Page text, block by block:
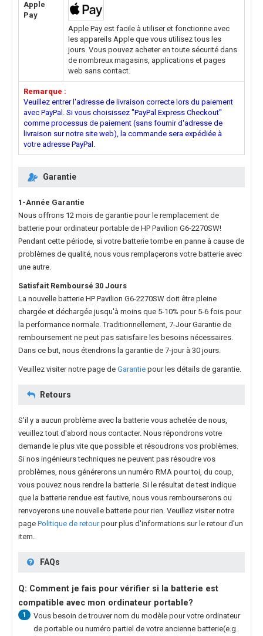
Apple
Pay
Apple Pay est facile à utiliser et fonctionne avec
les appareils Apple que vous utilisez tous les
jours. Vous pouvez acheter en toute sécurité dans
de nombreux magasins, applications et pages
web sans contact.
Remarque :
Veuillez entrer l'adresse de livraison correcte lors du paiement
avec PayPal. Si vous choisissez "PayPal Express Checkout"
comme processus de paiement (sans fournir d'adresse de
livraison sur notre site web), la commande sera expédiée à
votre adresse PayPal.
Garantie
1-Année Garantie
Nous offrons 12 mois de garantie pour le remplacement de
batterie pour ordinateur portable de HP Pavilion G6-2270SW!
Pendant cette période, si votre batterie tombe en panne à cause de
problèmes de qualité, nous vous remplaçerons votre batterie avec
une autre.
Satisfait Remboursé 30 Jours
La nouvelle batterie HP Pavilion G6-2270SW doit être pleine
chargée et déchargée jusqu'à moins que 5-10% pour 5-6 fois pour
la performance normale. Traditionnellement, 7-Jour Garantie de
remboursement ne peut pas satisfaire les besoins nécessaires.
Dans ce but, nous étendrons la garantie de 7-jour à 30 jours.
Veuillez visiter notre page de Garantie pour les détails de garantie.
Retours
S'il y a aucun problème avec la batterie vous achetée de nous,
veuillez tout d'abord nous contacter. Nous répondrons votre
demande le plus vite que possible et résoudrons vos problèmes.
Si nos ingénieurs techniques ne peuvent pas résoudre vos
problèmes, nous générerons un numéro RMA pour toi, du coup,
vous pouvez nous rendre la batterie. Si le résultat de test indique
que la batterie rendue est fautive, nous vous rembourserons ou
renvoyerons une nouvelle batterie pour rien. Veuillez visiter notre
page Politique de retourpour plus d'informations sur le retour d'un
item.
FAQs
Q: Comment je fais pour vérifier si la batterie est
compatible avec mon ordinateur portable?
1
Vous besoin de trouver nom du modèle pour votre ordinateur
de portable ou numéro partiel de votre ancienne batterie(e.g.